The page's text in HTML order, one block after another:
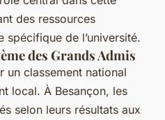
des ressources
spécifique de l’université.
des Grands Admis
un classement national
local. À Besançon, les
selon leurs résultats aux